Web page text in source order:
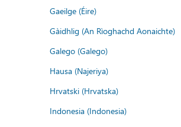
Gaeilge (Éire)
Gàidhlig (An Rìoghachd Aonaichte)
Galego (Galego)
Hausa (Najeriya)
Hrvatski (Hrvatska)
Indonesia (Indonesia)